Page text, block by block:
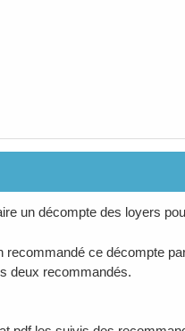
un décompte des loyers
recommandé ce décompte
deux recommandés.